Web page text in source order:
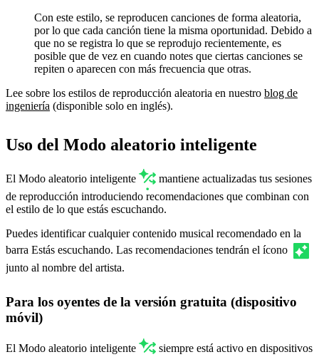
Con este estilo, se reproducen canciones de forma aleatoria,
por lo que cada canción tiene la misma oportunidad. Debido a
que no se registra lo que se reprodujo recientemente, es
posible que de vez en cuando notes que ciertas canciones se
repiten o aparecen con más frecuencia que otras.
Lee sobre los estilos de reproducción aleatoria en nuestro blog de
ingeniería (disponible solo en inglés).
Uso del Modo aleatorio inteligente
El Modo aleatorio inteligente
mantiene actualizadas tus sesiones
de reproducción introduciendo recomendaciones que combinan con
el estilo de lo que estás escuchando.
Puedes identificar cualquier contenido musical recomendado en la
barra Estás escuchando. Las recomendaciones tendrán el ícono
junto al nombre del artista.
Para los oyentes de la versión gratuita (dispositivo
móvil)
El Modo aleatorio inteligente
siempre está activo en dispositivos